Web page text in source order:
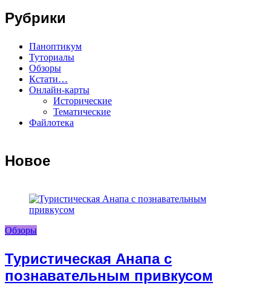
Рубрики
Паноптикум
Туториалы
Обзоры
Кстати…
Онлайн-карты
Исторические
Тематические
Файлотека
Новое
Обзоры
Туристическая Анапа с
познавательным привкусом